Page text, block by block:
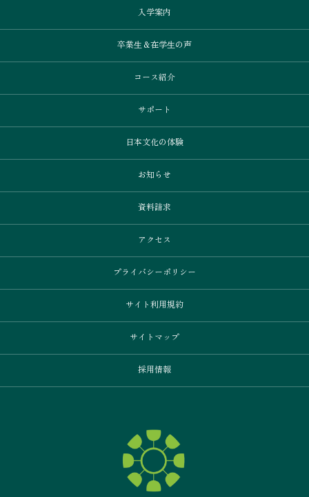
入学案内
卒業⽣＆在学⽣の声
コース紹介
サポート
日本文化の体験
お知らせ
資料請求
アクセス
プライバシーポリシー
サイト利用規約
サイトマップ
採用情報